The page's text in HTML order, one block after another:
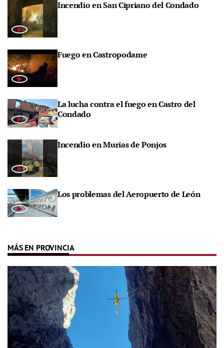
Incendio en San Cipriano del Condado
Fuego en Castropodame
La lucha contra el fuego en Castro del
Condado
Incendio en Murias de Ponjos
Los problemas del Aeropuerto de León
MÁS EN PROVINCIA